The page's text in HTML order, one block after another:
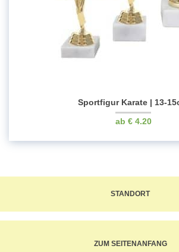
Sportfigur Karate | 13-
€4.20
STANDORT
ZUM SEITENANFANG